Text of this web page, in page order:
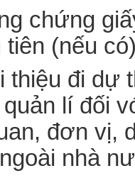
chứng
(nếu
thiệu đi dự
lí đối
đơn vị,
nhà